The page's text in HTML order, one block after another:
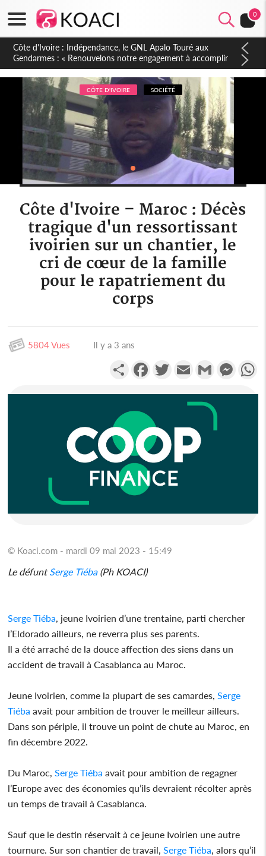
0
Sierra Leone : Un projet de réforme constitutionnelle en
gestation, points clés des amendements, un exclu d'avance
CÔTE D'IVOIRE SOCIÉTÉ
Côte d'Ivoire – Maroc : Décès
tragique d'un ressortissant
ivoirien sur un chantier, le
cri de cœur de la famille
pour le rapatriement du
corps
5804 Vues Il y a 3 ans
PartagerFacebookTwitterEmail Gmail
© Koaci.com - mardi 09 mai 2023 - 15:49
Le défuntSerge Tiéba(Ph KOACI)
Serge Tiéba , jeune Ivoirien d’une trentaine, parti chercher
l’Eldorado ailleurs, ne reverra plus ses parents.
Il a été arraché de la douce affection des siens dans un
accident de travail à Casablanca au Maroc.
Jeune Ivoirien, comme la plupart de ses camardes, Serge
Tiéba avait pour ambition de trouver le meilleur ailleurs.
Dans son périple, il trouve un point de chute au Maroc, en
fin décembre 2022.
Du Maroc, Serge Tiéba avait pour ambition de regagner
l’Europe avec des économies qu’ils devraient récolter après
un temps de travail à Casablanca.
Sauf que le destin réservait à ce jeune Ivoirien une autre
tournure. Sur son chantier de travail, Serge Tiéba , alors qu’il